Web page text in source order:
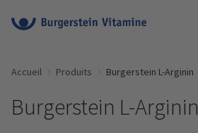
Accueil Produits Burgerstein L-Arginin
Burgerstein L-Arginin